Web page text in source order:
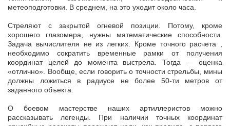
метеоподготовки. В среднем, на это уходит около часа.
Стреляют с закрытой огневой позиции. Потому, кроме
хорошего глазомера, нужны математические способности.
Задача вычислителя не из легких. Кроме точного расчета ,
необходимо сократить временные рамки от получения
координат целей до момента выстрела. Тогда — оценка
«отлично». Вообще, если говорить о точности стрельбы, мины
должны ложиться в радиусе не более 50-ти метров от
заданного объекта.
О боевом мастерстве наших артиллеристов можно
рассказывать легенды. При наличии точных координат